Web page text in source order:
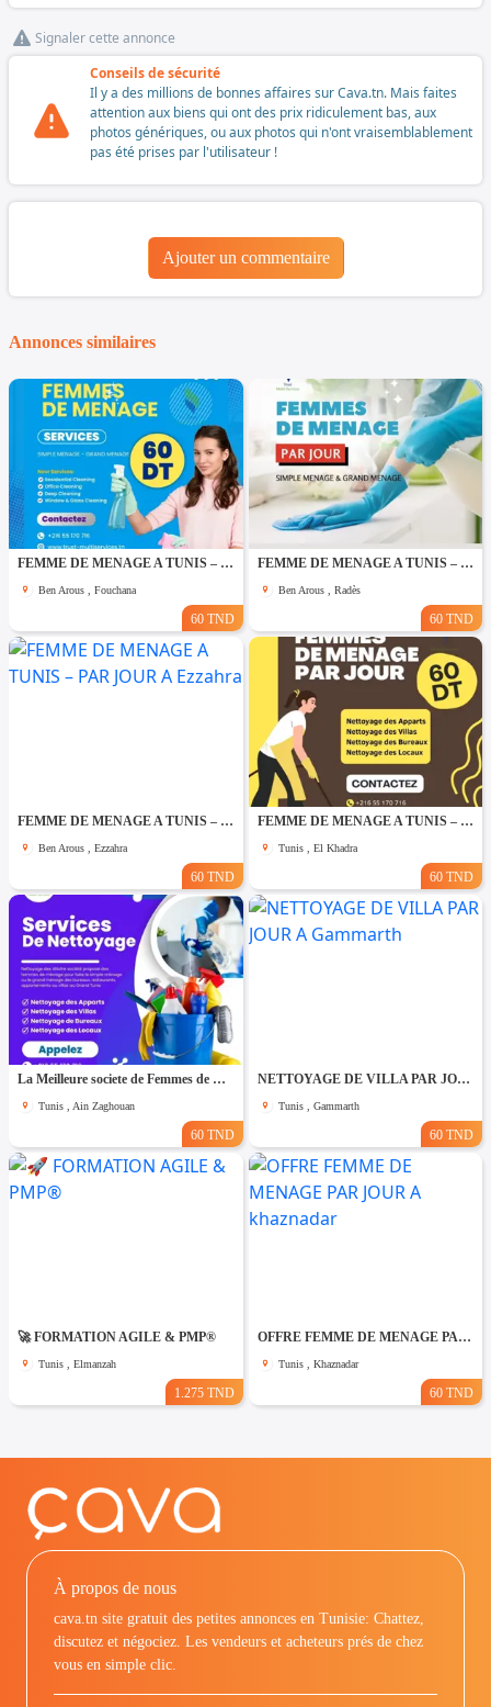
Signaler cette annonce
Conseils de sécurité
Il y a des millions de bonnes affaires sur Cava.tn. Mais faites
attention aux biens qui ont des prix ridiculement bas, aux
photos génériques, ou aux photos qui n'ont vraisemblablement
pas été prises par l'utilisateur !
Ajouter un commentaire
Annonces similaires
FEMME DE MENAGE A TUNIS – PAR JOUR A Fouchana
Ben Arous , Fouchana
60 TND
FEMME DE MENAGE A TUNIS – PAR JOUR A Rades
Ben Arous , Radès
60 TND
FEMME DE MENAGE A TUNIS – PAR JOUR A Ezzahra
Ben Arous , Ezzahra
60 TND
FEMME DE MENAGE A TUNIS – PAR JOUR A El khadhra
Tunis , El Khadra
60 TND
La Meilleure societe de Femmes de Ménage A Ain zaghouane
Tunis , Ain Zaghouan
60 TND
NETTOYAGE DE VILLA PAR JOUR A Gammarth
Tunis , Gammarth
60 TND
🚀 FORMATION AGILE & PMP®
Tunis , Elmanzah
1.275 TND
OFFRE FEMME DE MENAGE PAR JOUR A khaznadar
Tunis , Khaznadar
60 TND
À propos de nous
cava.tn site gratuit des petites annonces en Tunisie: Chattez,
discutez et négociez. Les vendeurs et acheteurs prés de chez
vous en simple clic.